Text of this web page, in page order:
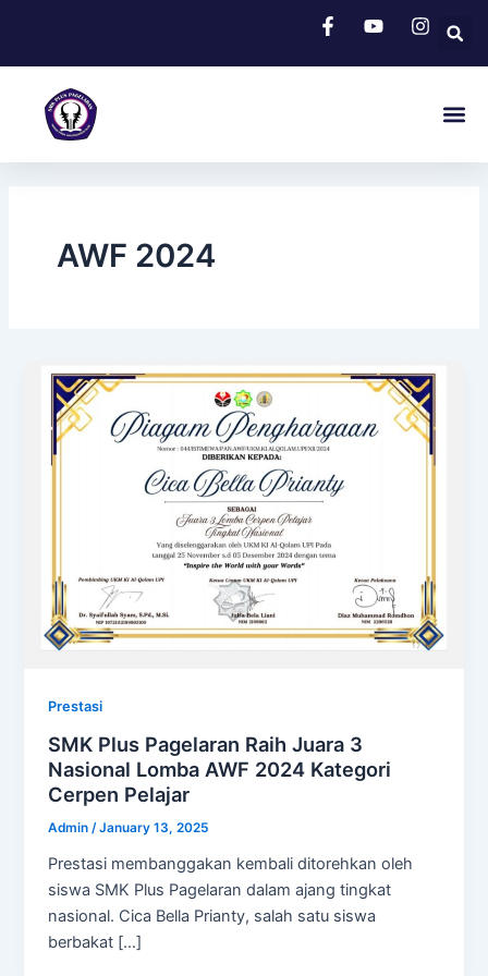
content
AWF 2024
Prestasi
SMK Plus Pagelaran Raih Juara 3
Nasional Lomba AWF 2024 Kategori
Cerpen Pelajar
Admin/January 13, 2025
Prestasi membanggakan kembali ditorehkan oleh
siswa SMK Plus Pagelaran dalam ajang tingkat
nasional. Cica Bella Prianty, salah satu siswa
berbakat […]